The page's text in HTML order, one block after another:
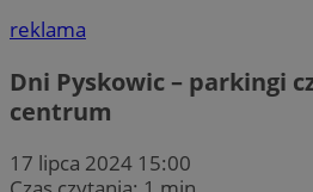
reklama
Dni Pyskowic – parkingi
centrum
17 lipca 2024 15:00